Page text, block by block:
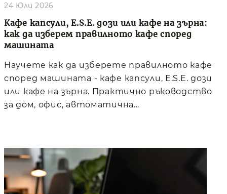
Кафе капсули, E.S.E. дози или кафе на зърна:
как да изберем правилното кафе според
машината
24 Юли 2026
Научете как да изберете правилното кафе
според машината - кафе капсули, E.S.E. дози
или кафе на зърна. Практично ръководство
за дом, офис, автоматична...